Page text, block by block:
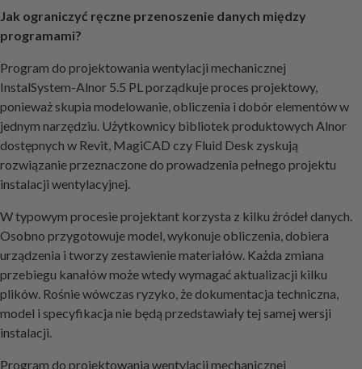
Jak ograniczyć ręczne przenoszenie danych między
programami?
Program do projektowania wentylacji mechanicznej
InstalSystem-Alnor 5.5 PL porządkuje proces projektowy,
ponieważ skupia modelowanie, obliczenia i dobór elementów w
jednym narzędziu. Użytkownicy bibliotek produktowych Alnor
dostępnych w Revit, MagiCAD czy Fluid Desk zyskują
rozwiązanie przeznaczone do prowadzenia pełnego projektu
instalacji wentylacyjnej.
W typowym procesie projektant korzysta z kilku źródeł danych.
Osobno przygotowuje model, wykonuje obliczenia, dobiera
urządzenia i tworzy zestawienie materiałów. Każda zmiana
przebiegu kanałów może wtedy wymagać aktualizacji kilku
plików. Rośnie wówczas ryzyko, że dokumentacja techniczna,
model i specyfikacja nie będą przedstawiały tej samej wersji
instalacji.
Program do projektowania wentylacji mechanicznej